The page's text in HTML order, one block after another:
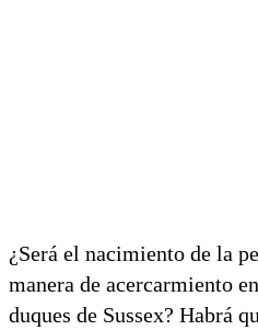
¿Será el nacimiento de la
manera de acercarmiento
duques de Sussex? Habrá